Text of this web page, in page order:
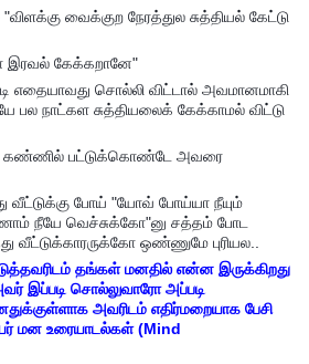
வைக்குற நேரத்துல சுத்தியல் கேட்டு
இரவல் கேக்கறானே"
எதையாவது சொல்லி விட்டால் அவமானமாகி
பல நாட்கள சுத்தியலைக் கேக்காமல் விட்டு
கண்ணில் பட்டுக்கொண்டே அவரை
வீட்டுக்கு போய் "யோவ் போய்யா நீயும்
நீயே வெச்சுக்கோ"னு சத்தம் போட
வீட்டுக்காரருக்கோ ஒண்ணுமே புரியல..
தங்கள் மனதில் என்ன இருக்கிறது
இப்படி சொல்லுவாரோ அப்படி
அவரிடம் எதிர்மறையாக பேசி
மன உரையாடல்கள் (Mind